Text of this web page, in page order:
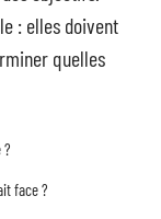
: elles doivent
quelles
face ?